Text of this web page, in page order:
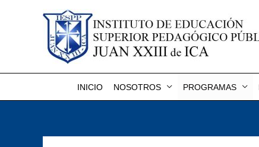
INICIO NOSOTROS PROGRAMAS